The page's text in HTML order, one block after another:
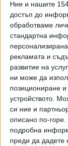
Ние и нашите
достъп до
обработваме
стандартна
рекламата и
развитие на
ни може да
позициониране
устройството.
си ние и
описано по-горе.
подробна
преди да дадете
ПОСЛЕ
Хавайската